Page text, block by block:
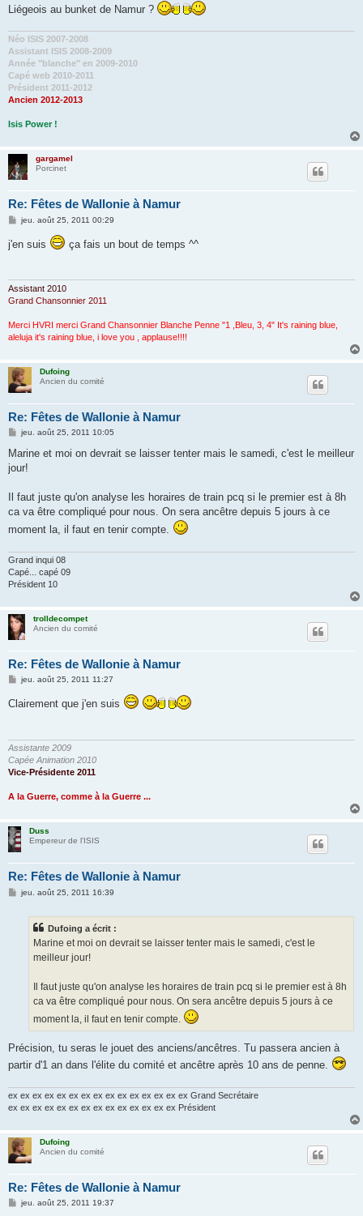
Liégeois au bunket de Namur ?
Néo ISIS 2007-2008
Assistant ISIS 2008-2009
Année "blanche" en 2009-2010
Capé web 2010-2011
Président 2011-2012
Ancien 2012-2013
Isis Power !
gargamel
Porcinet
Re: Fêtes de Wallonie à Namur
M
s
jeu. août 25, 2011 00:29
j'en suis ça fais un bout de temps ^^
Assistant 2010
Grand Chansonnier 2011
Merci HVRI merci Grand Chansonnier Blanche Penne "1 ,Bleu, 3, 4" It's raining blue,
aleluja it's raining blue, i love you , applause!!!!
Dufoing
Ancien du comité
Re: Fêtes de Wallonie à Namur
M
s
a
jeu. août 25, 2011 10:05
Marine et moi on devrait se laisser tenter mais le samedi, c'est le meilleur
jour!
Il faut juste qu'on analyse les horaires de train pcq si le premier est à 8h
ca va être compliqué pour nous. On sera ancêtre depuis 5 jours à ce
moment la, il faut en tenir compte.
Grand inqui 08
Capé... capé 09
Président 10
trolldecompet
Ancien du comité
Re: Fêtes de Wallonie à Namur
M
s
jeu. août 25, 2011 11:27
Clairement que j'en suis
Assistante 2009
Capée Animation 2010
Vice-Présidente 2011
A la Guerre, comme à la Guerre ...
Duss
Empereur de l'ISIS
Re: Fêtes de Wallonie à Namur
Mjeu. août 25, 2011 16:39
Dufoing a écrit :
Marine et moi on devrait se laisser tenter mais le samedi, c'est le
meilleur jour!
Il faut juste qu'on analyse les horaires de train pcq si le premier est à 8h
ca va être compliqué pour nous. On sera ancêtre depuis 5 jours à ce
moment la, il faut en tenir compte.
Précision, tu seras le jouet des anciens/ancêtres. Tu passera ancien à
partir d'1 an dans l'élite du comité et ancêtre après 10 ans de penne.
ex ex ex ex ex ex ex ex ex ex ex ex ex ex ex Grand Secrétaire
ex ex ex ex ex ex ex ex ex ex ex ex ex ex Président
Dufoing
Ancien du comité
Re: Fêtes de Wallonie à Namur
Mjeu. août 25, 2011 19:37